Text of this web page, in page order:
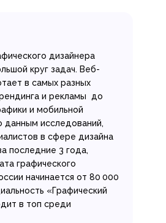
дизайнера
круг задач. Веб-
в самых разных
и рекламы до
и мобильной
данным исследований,
в сфере дизайна
последние 3 года,
графического
начинается от 80 000
«Графический
в топ среди